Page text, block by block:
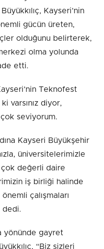
Kayseri’nin
gücün üreten,
olduğunu belirterek,
olma yolunda
etti.
Teknofest
varsınız diyor,
çok seviyorum.
Kayseri Büyükşehir
üniversitelerimizle
çok değerli daire
iş birliği halinde
çalışmaları
dedi.
yönünde gayret
“Biz sizleri